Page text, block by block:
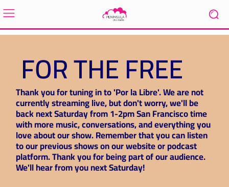
FOR THE FREE
Thank you for tuning in to 'Por la Libre'. We are not
currently streaming live, but don't worry, we'll be
back next Saturday from 1-2pm San Francisco time
with more music, conversations, and everything you
love about our show. Remember that you can listen
to our previous shows on our website or podcast
platform. Thank you for being part of our audience.
We'll hear from you next Saturday!